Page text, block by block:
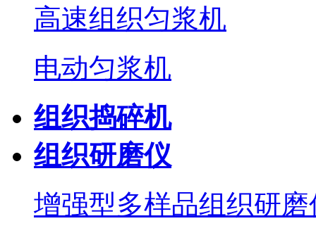
高速组织匀浆机
电动匀浆机
组织捣碎机
组织研磨仪
增强型多样品组织研磨